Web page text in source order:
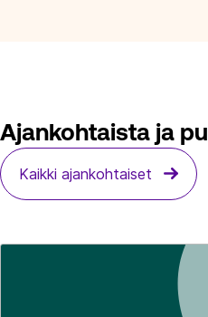
Ajankohtaista ja
Kaikki ajankohtaiset